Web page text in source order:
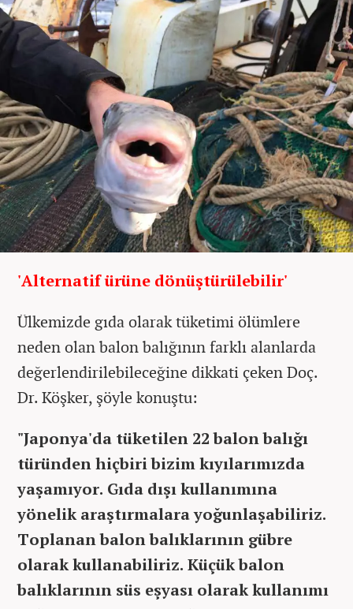
'Alternatif ürüne dönüştürülebilir'
Ülkemizde gıda olarak tüketimi ölümlere
neden olan balon balığının farklı alanlarda
değerlendirilebileceğine dikkati çeken Doç.
Dr. Köşker, şöyle konuştu:
"Japonya'da tüketilen 22 balon balığı
türünden hiçbiri bizim kıyılarımızda
yaşamıyor. Gıda dışı kullanımına
yönelik araştırmalara yoğunlaşabiliriz.
Toplanan balon balıklarının gübre
olarak kullanabiliriz. Küçük balon
balıklarının süs eşyası olarak kullanımı